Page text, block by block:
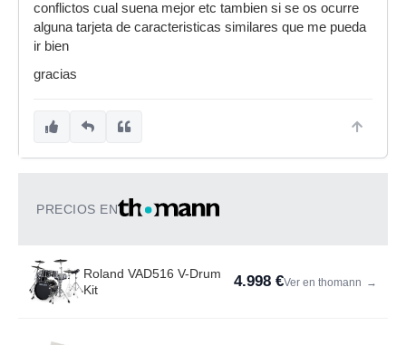
conflictos cual suena mejor etc tambien si se os ocurre
alguna tarjeta de caracteristicas similares que me pueda
ir bien
gracias
PRECIOS EN
Roland VAD516 V-Drum
Kit
4.998 €Ver en thomann →